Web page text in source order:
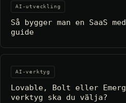
AI-utveckling
Så bygger man en SaaS
guide
AI-verktyg
Lovable, Bolt eller
verktyg ska du välja?